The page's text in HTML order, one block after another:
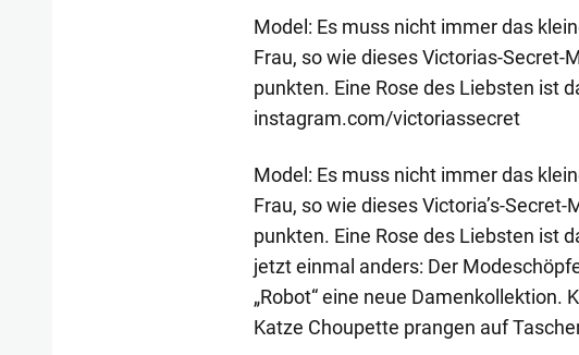
Model: Es muss nicht immer das
Frau, so wie dieses Victorias-Secret-
punkten. Eine Rose des Liebsten ist
instagram.com/victoriassecret
Model: Es muss nicht immer das
Frau, so wie dieses Victoria’s-
punkten. Eine Rose des Liebsten ist
jetzt einmal anders: Der
„Robot“ eine neue Damenkollektion.
Katze Choupette prangen auf